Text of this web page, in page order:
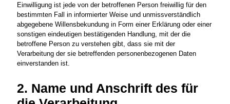
Einwilligung ist jede von der betroffenen Person freiwillig für den
bestimmten Fall in informierter Weise und unmissverständlich
abgegebene Willensbekundung in Form einer Erklärung oder einer
sonstigen eindeutigen bestätigenden Handlung, mit der die
betroffene Person zu verstehen gibt, dass sie mit der
Verarbeitung der sie betreffenden personenbezogenen Daten
einverstanden ist.
2. Name und Anschrift des für